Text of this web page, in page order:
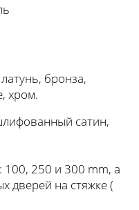
бронза,
хром.
сатин,
250 и 300 mm, а
дверей на стяжке (